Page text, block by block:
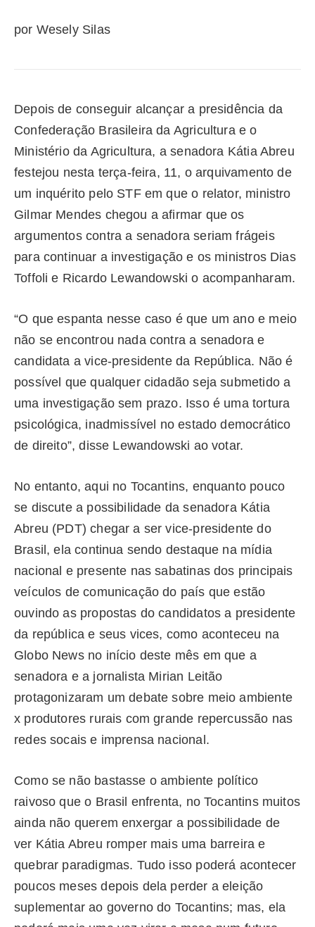
por Wesely Silas
Depois de conseguir alcançar a presidência da
Confederação Brasileira da Agricultura e o
Ministério da Agricultura, a senadora Kátia Abreu
festejou nesta terça-feira, 11, o arquivamento de
um inquérito pelo STF em que o relator, ministro
Gilmar Mendes chegou a afirmar que os
argumentos contra a senadora seriam frágeis
para continuar a investigação e os ministros Dias
Toffoli e Ricardo Lewandowski o acompanharam.
“O que espanta nesse caso é que um ano e meio
não se encontrou nada contra a senadora e
candidata a vice-presidente da República. Não é
possível que qualquer cidadão seja submetido a
uma investigação sem prazo. Isso é uma tortura
psicológica, inadmissível no estado democrático
de direito”, disse Lewandowski ao votar.
No entanto, aqui no Tocantins, enquanto pouco
se discute a possibilidade da senadora Kátia
Abreu (PDT) chegar a ser vice-presidente do
Brasil, ela continua sendo destaque na mídia
nacional e presente nas sabatinas dos principais
veículos de comunicação do país que estão
ouvindo as propostas do candidatos a presidente
da república e seus vices, como aconteceu na
Globo News no início deste mês em que a
senadora e a jornalista Mirian Leitão
protagonizaram um debate sobre meio ambiente
x produtores rurais com grande repercussão nas
redes socais e imprensa nacional.
Como se não bastasse o ambiente político
raivoso que o Brasil enfrenta, no Tocantins muitos
ainda não querem enxergar a possibilidade de
ver Kátia Abreu romper mais uma barreira e
quebrar paradigmas. Tudo isso poderá acontecer
poucos meses depois dela perder a eleição
suplementar ao governo do Tocantins; mas, ela